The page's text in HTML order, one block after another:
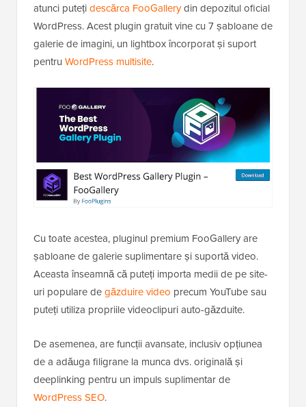
atunci putețidescărca FooGallerydin depozitul oficial
WordPress. Acest plugin gratuit vine cu 7 șabloane de
galerie de imagini, un lightbox încorporat și suport
pentru WordPress multisite.
Cu toate acestea, pluginul premium FooGallery are
șabloane de galerie suplimentare și suportă video.
Aceasta înseamnă că puteți importa medii de pe site-
uri populare degăzduire video precum YouTube sau
puteți utiliza propriile videoclipuri auto-găzduite.
De asemenea, are funcții avansate, inclusiv opțiunea
de a adăuga filigrane la munca dvs. originală și
deeplinking pentru un impuls suplimentar de
WordPress SEO.